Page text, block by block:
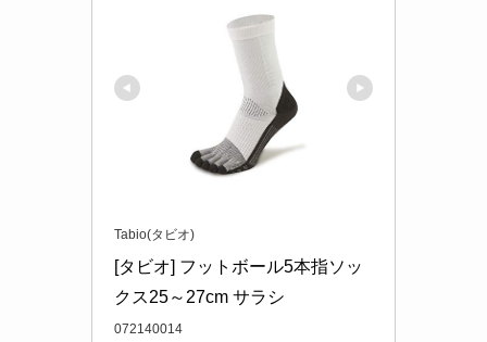
Tabio(タビオ)
[タビオ] フットボール5本指ソッ
クス25～27cm サラシ
072140014